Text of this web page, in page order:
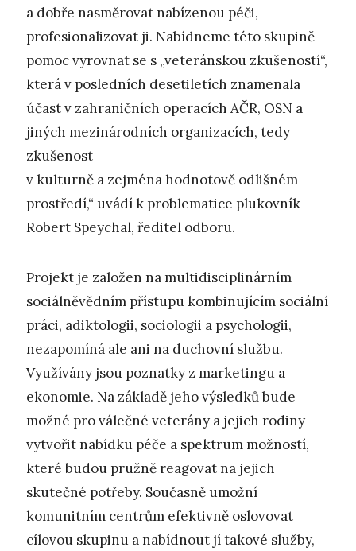
a dobře nasměrovat nabízenou péči,
profesionalizovat ji. Nabídneme této skupině
pomoc vyrovnat se s „veteránskou zkušeností“,
která v posledních desetiletích znamenala
účast v zahraničních operacích AČR, OSN a
jiných mezinárodních organizacích, tedy
zkušenost
v kulturně a zejména hodnotově odlišném
prostředí,“ uvádí k problematice plukovník
Robert Speychal, ředitel odboru.
Projekt je založen na multidisciplinárním
sociálněvědním přístupu kombinujícím sociální
práci, adiktologii, sociologii a psychologii,
nezapomíná ale ani na duchovní službu.
Využívány jsou poznatky z marketingu a
ekonomie. Na základě jeho výsledků bude
možné pro válečné veterány a jejich rodiny
vytvořit nabídku péče a spektrum možností,
které budou pružně reagovat na jejich
skutečné potřeby. Současně umožní
komunitním centrům efektivně oslovovat
cílovou skupinu a nabídnout jí takové služby,